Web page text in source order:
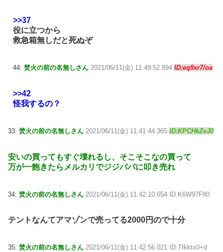
>>37
役に立つから
救急箱無しだと死ぬぞ
44: 焚火の前の名無しさん 2021/06/11(金) 11:49:52.894 ID:eq9xr7/oa
>>42
怪我するの？
33: 焚火の前の名無しさん 2021/06/11(金) 11:41:44.365 ID:KPCHkZvJ0
安いの買ってもすぐ壊れるし、そこそこなの買って
万が一飽きたらメルカリでジジババに叩き売れ
34: 焚火の前の名無しさん 2021/06/11(金) 11:42:10.654 ID:K6W97Flf0
テントなんてアマゾンで売ってる2000円ので十分
35: 焚火の前の名無しさん 2021/06/11(金) 11:42:56.021 ID:Tfkktx0+d